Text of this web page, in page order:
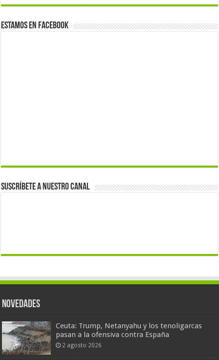
Estamos en Facebook
Suscríbete a nuestro canal
Novedades
Ceuta: Trump, Netanyahu y los tenoligarcas
pasan a la ofensiva contra España
2 agosto 2026